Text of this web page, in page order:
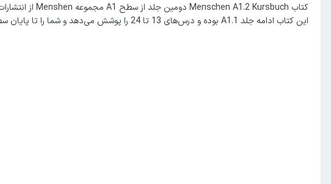
این کتاب ادامه جلد A1.1 بوده و درس‌های 13 تا 24 را پوشش می‌دهد و شما را تا پایان سطح A1 (ابتدایی) پیش می‌برد.